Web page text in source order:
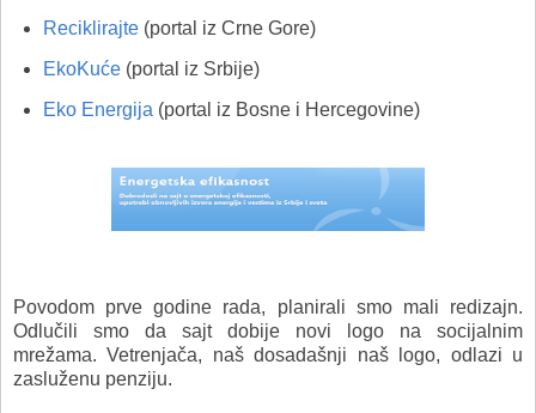
Reciklirajte(portal iz Crne Gore)
EkoKuće (portal iz Srbije)
Eko Energija (portal iz Bosne i Hercegovine)
Povodom prve godine rada, planirali smo mali redizajn.
Odlučili smo da sajt dobije novi logo na socijalnim
mrežama. Vetrenjača, naš dosadašnji naš logo, odlazi u
zasluženu penziju.